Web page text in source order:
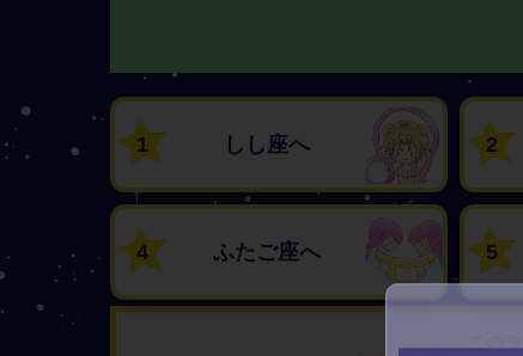
1 しし座へ 2
4 ふたご座へ 5
この